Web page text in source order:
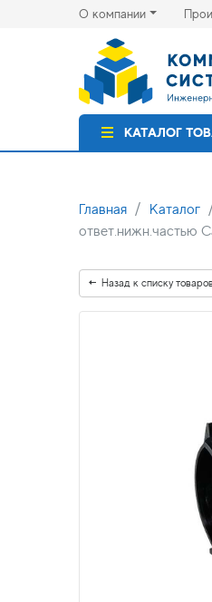
О компании
КАТАЛОГ
Главная Каталог
ответ.нижн.частью
Назад к списку